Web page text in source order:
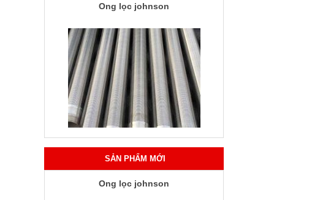
Ống lọc johnson
SẢN PHẨM MỚI
Ống lọc johnson